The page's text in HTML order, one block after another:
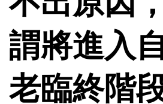
謂將進入
老臨終階